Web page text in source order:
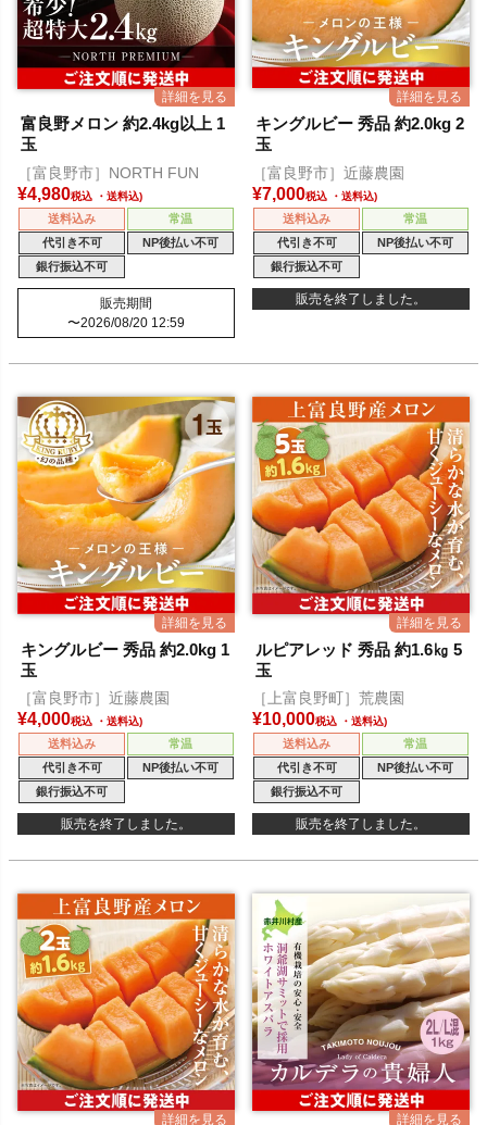
富良野メロン 約2.4kg以上 1
玉
［富良野市］NORTH FUN
¥4,980税込
送料込み
常温
代引き不可
NP後払い不可
銀行振込不可
販売期間
〜2026/08/20 12:59
キングルビー 秀品 約2.0kg 2
玉
［富良野市］近藤農園
¥7,000税込
送料込み
常温
代引き不可
NP後払い不可
銀行振込不可
販売を終了しました。
キングルビー 秀品 約2.0kg 1
玉
［富良野市］近藤農園
¥4,000税込
送料込み
常温
代引き不可
NP後払い不可
銀行振込不可
販売を終了しました。
ルピアレッド 秀品 約1.6㎏ 5
玉
［上富良野町］荒農園
¥10,000税込
送料込み
常温
代引き不可
NP後払い不可
銀行振込不可
販売を終了しました。